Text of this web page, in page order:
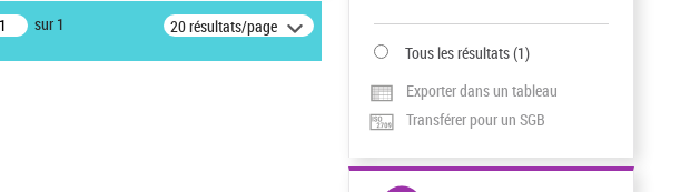
sur 1 20 résultats/page
Tous les résultats(1)
Exporter dans un tableau
Transférer pour un SGB